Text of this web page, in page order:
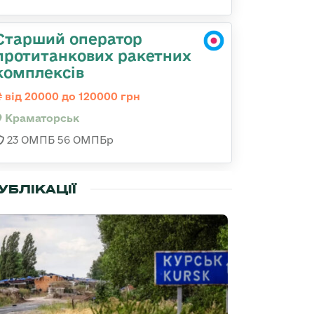
оператор
ракетних
від 20000 до 120000 грн
Краматорськ
23 ОМПБ 56 ОМПБр